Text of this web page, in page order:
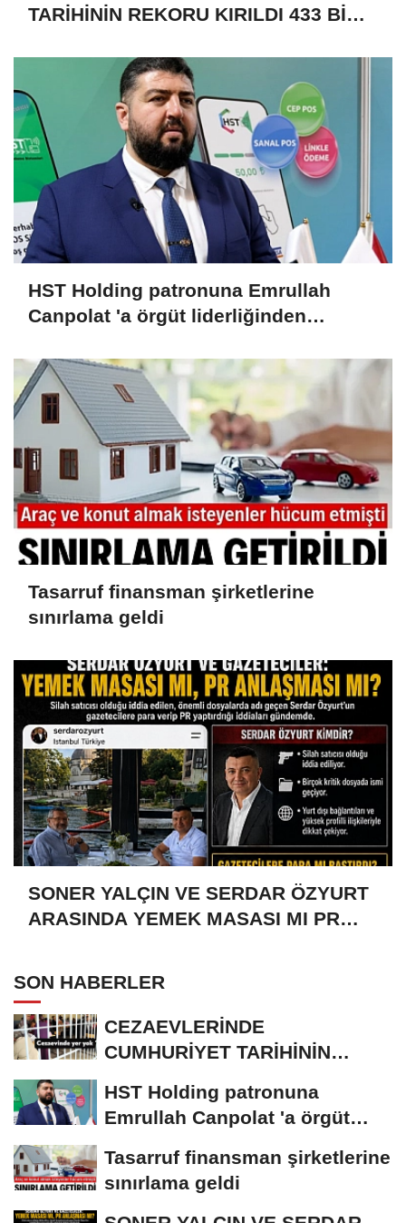
TARİHİNİN REKORU KIRILDI 433 BİN
HST Holding patronuna Emrullah
Canpolat 'a örgüt liderliğinden
malvarlığına el konuldu
Tasarruf finansman şirketlerine
sınırlama geldi
SONER YALÇIN VE SERDAR ÖZYURT
ARASINDA YEMEK MASASI MI PR
SON HABERLER
CEZAEVLERİNDE
CUMHURİYET TARİHİNİN
KİŞİ...
HST Holding patronuna
Emrullah Canpolat 'a örgüt
Tasarruf finansman şirketlerine
sınırlama geldi